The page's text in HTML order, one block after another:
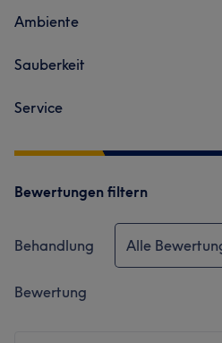
Ambiente
Sauberkeit
Service
Bewertungen filtern
Behandlung Alle
Bewertung